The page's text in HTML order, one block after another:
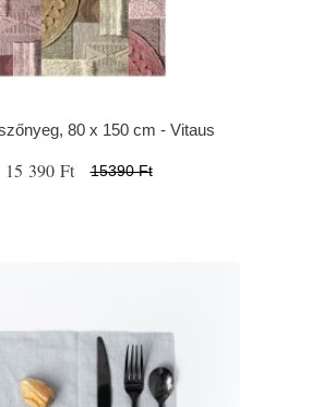
80 x 150 cm - Vitaus
15 390 Ft 15390 Ft